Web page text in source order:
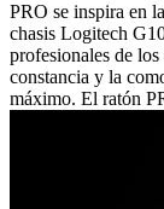
PRO se inspira en
chasis Logitech
profesionales de
constancia y la
máximo. El ratón